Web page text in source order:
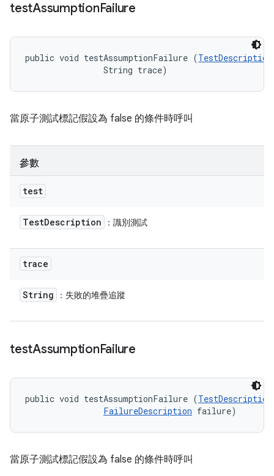
testAssumptionFailure
public void testAssumptionFailure (TestDescription
                String trace)
當原子測試標記假設為 false 的條件時呼叫
參數
test
TestDescription ：識別測試
trace
String ：失敗的堆疊追蹤
testAssumptionFailure
public void testAssumptionFailure (TestDescription
FailureDescription failure)
當原子測試標記假設為 false 的條件時呼叫